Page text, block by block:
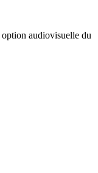
option audiovisuelle du